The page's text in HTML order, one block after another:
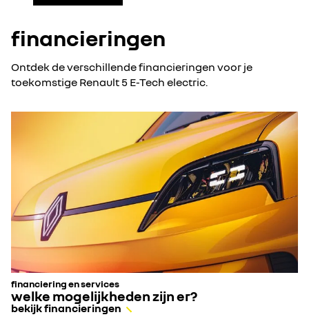
financieringen
Ontdek de verschillende financieringen voor je
toekomstige Renault 5 E-Tech electric.
financiering en services
welke mogelijkheden zijn er?
bekijk financieringen